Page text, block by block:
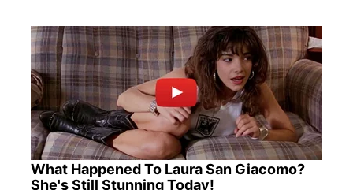
What Happened To Laura San Giacomo?
She's Still Stunning Today!